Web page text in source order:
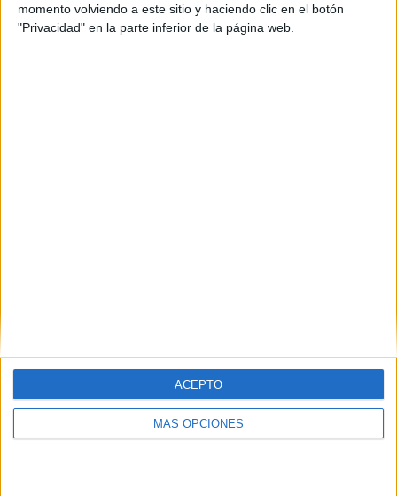
momento volviendo a este sitio y haciendo clic en el botón
"Privacidad" en la parte inferior de la página web.
MÁS OPCIONES
ACEPTO
Suscribir